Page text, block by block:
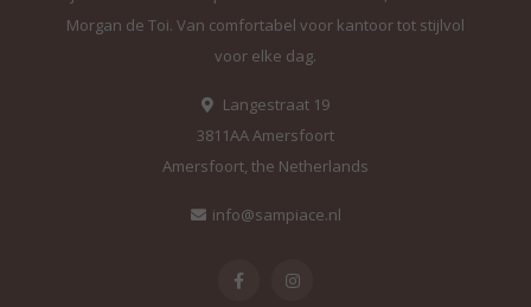
Morgan de Toi. Van comfortabel voor kantoor tot stijlvol
voor elke dag.
Langestraat 19
3811AA Amersfoort
Amersfoort, the Netherlands
info@sampiace.nl